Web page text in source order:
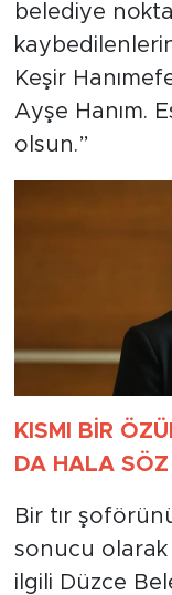
belediye
Keşir
Ayşe Hanım.
olsun.”
KISMI BİR
DA HALA SÖZ
Bir tır
sonucu olarak
ilgili Düzce